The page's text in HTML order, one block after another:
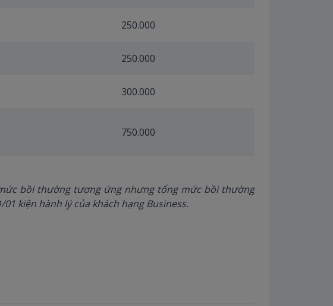
250.000
250.000
300.000
750.000
bồi thường tương ứng nhưng tổng mức bồi thường
kiện hành lý của khách hạng Business.